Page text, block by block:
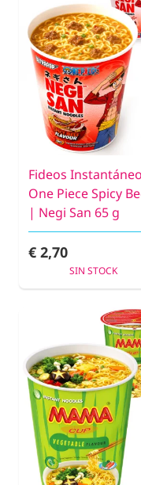
Fideos
One Piece Spicy
| Negi San 65 g
€ 2,70
SIN STOCK